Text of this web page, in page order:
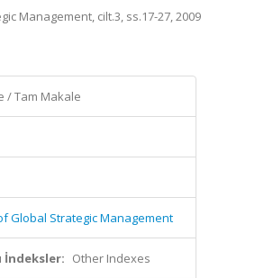
Management, cilt.3, ss.17-27, 2009
/ Tam Makale
Global Strategic Management
İndeksler: Other Indexes